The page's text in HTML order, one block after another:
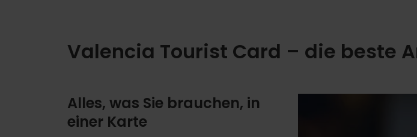
Valencia Tourist Card – die beste
Alles, was Sie brauchen, in
einer Karte